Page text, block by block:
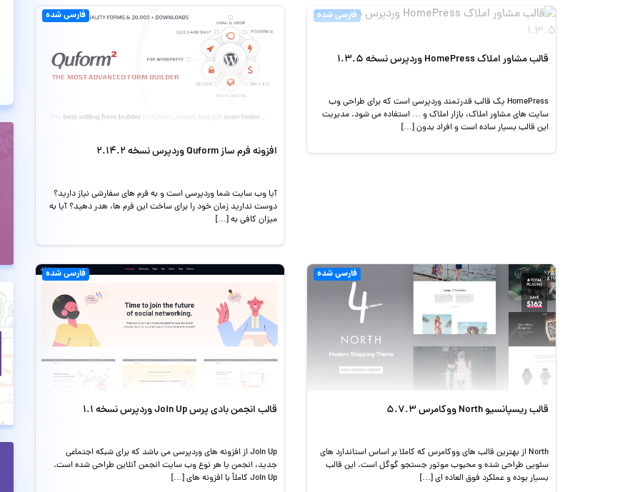
فارسی شده
قالب مشاور املاک HomePress وردپرس نسخه 1.3.5
HomePress یک قالب قدرتمند وردپرسی است که برای طراحی وب
سایت های مشاور املاک، بازار املاک و … استفاده می شود. مدیریت
این قالب بسیار ساده است و افراد بدون […]
فارسی شده
افزونه فرم ساز Quform وردپرس نسخه 2.14.2
آیا وب سایت شما وردپرسی است و به فرم های سفارشی نیاز دارید؟
دوست ندارید زمان خود را برای ساخت این فرم ها، هدر دهید؟ آیا به
میزان کافی به […]
فارسی شده
قالب ریسپانسیو North ووکامرس 5.7.3
North از بهترین قالب های ووکامرس که کاملا بر اساس استاندارد های
سئویی طراحی شده و محبوب موتور جستجو گوگل است. این قالب
بسیار بوده و عملکرد فوق العاده ای […]
فارسی شده
قالب انجمن بادی پرس Join Up وردپرس نسخه 1.1
Join Up از افزونه های وردپرسی می باشد که برای شبکه اجتماعی
جدید، انجمن یا هر نوع وب سایت انجمن آنلاین طراحی شده است.
Join Up کاملاً با افزونه های […]